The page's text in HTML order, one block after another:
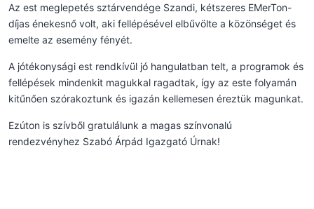
Az est meglepetés sztárvendége Szandi, kétszeres EMerTon-
díjas énekesnő volt, aki fellépésével elbűvölte a közönséget és
emelte az esemény fényét.
A jótékonysági est rendkívül jó hangulatban telt, a programok és
fellépések mindenkit magukkal ragadtak, így az este folyamán
kitűnően szórakoztunk és igazán kellemesen éreztük magunkat.
Ezúton is szívből gratulálunk a magas színvonalú
rendezvényhez Szabó Árpád Igazgató Úrnak!